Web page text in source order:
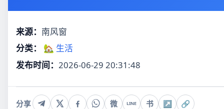
来源： 南风窗
分类：
🏡 生活
发布时间： 2026-06-29 20:31:48
分享 微 LINE 书 ↗ 🔗